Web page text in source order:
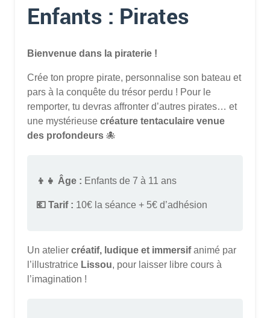
Enfants : Pirates
Bienvenue dans la piraterie !
Crée ton propre pirate, personnalise son bateau et
pars à la conquête du trésor perdu ! Pour le
remporter, tu devras affronter d’autres pirates… et
une mystérieuse créature tentaculaire venue
des profondeurs 🐙
👦👧 Âge : Enfants de 7 à 11 ans
💶 Tarif : 10€ la séance + 5€ d’adhésion
Un atelier créatif, ludique et immersifanimé par
l’illustratrice Lissou, pour laisser libre cours à
l’imagination !